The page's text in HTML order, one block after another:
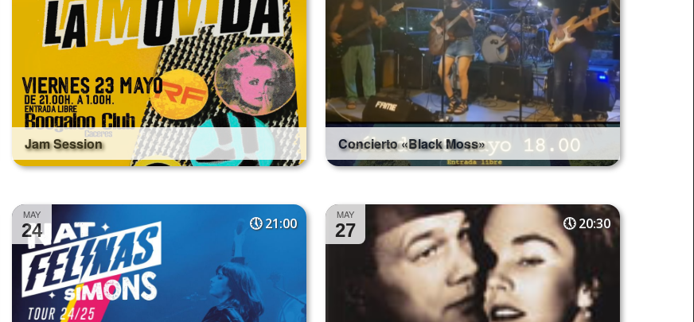
Jam Session Concierto «Black Moss»
MAY
24 21:00
MAY
27 20:30